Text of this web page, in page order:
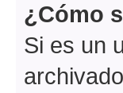
¿Cómo
Si es un